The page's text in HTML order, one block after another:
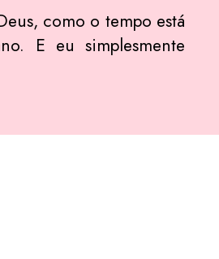
como o tempo está
E eu simplesmente